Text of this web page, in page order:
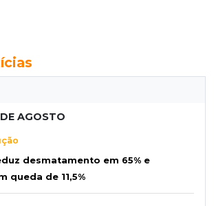
AGOSTO
desmatamento em 65% e
queda de 11,5%